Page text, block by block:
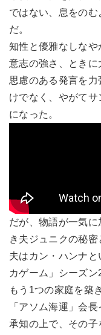
ではない、息をの
だ。
知性と優雅なしな
意志の強さ、ときに
思慮のある発言を
けでなく、やがて
になった。
だが、物語が一気
き夫ジュニクの秘密
夫はカン・ハンナ
カゲーム」シーズン
もう1つの家庭を築
「アソム海運」会
承知の上で、その